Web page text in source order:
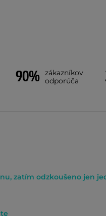
90% zákazníkov
odporúča
zatím odzkoušeno jen